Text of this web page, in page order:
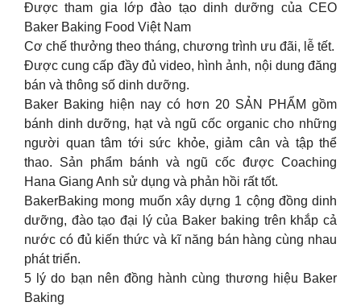
Được tham gia lớp đào tạo dinh dưỡng của CEO
Baker Baking Food Việt Nam
Cơ chế thưởng theo tháng, chương trình ưu đãi, lễ tết.
Được cung cấp đầy đủ video, hình ảnh, nội dung đăng
bán và thông số dinh dưỡng.
Baker Baking hiện nay có hơn 20 SẢN PHẨM gồm
bánh dinh dưỡng, hạt và ngũ cốc organic cho những
người quan tâm tới sức khỏe, giảm cân và tập thể
thao. Sản phẩm bánh và ngũ cốc được Coaching
Hana Giang Anh sử dụng và phản hồi rất tốt.
BakerBaking mong muốn xây dựng 1 cộng đồng dinh
dưỡng, đào tạo đại lý của Baker baking trên khắp cả
nước có đủ kiến thức và kĩ năng bán hàng cùng nhau
phát triển.
5 lý do bạn nên đồng hành cùng thương hiệu Baker
Baking